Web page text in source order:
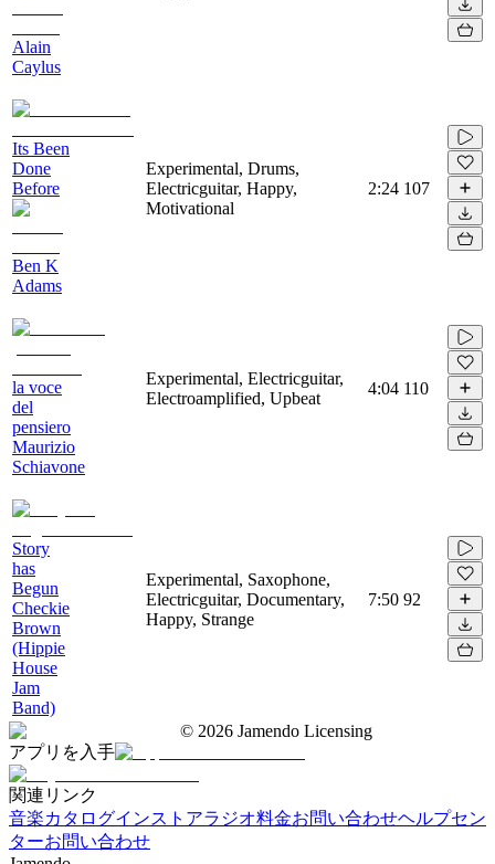
Alain
Caylus
Its Been
Done
Before
Ben K
Adams
Experimental, Drums,
Electricguitar, Happy,
Motivational
2:24 107
la voce
del
pensiero
Maurizio
Schiavone
Experimental, Electricguitar,
Electroamplified, Upbeat
4:04 110
Story
has
Begun
Checkie
Brown
(Hippie
House
Jam
Band)
Experimental, Saxophone,
Electricguitar, Documentary,
Happy, Strange
7:50 92
© 2026 Jamendo Licensing
アプリを入手
関連リンク
音楽カタログインストアラジオ料金お問い合わせヘルプセン
ターお問い合わせ